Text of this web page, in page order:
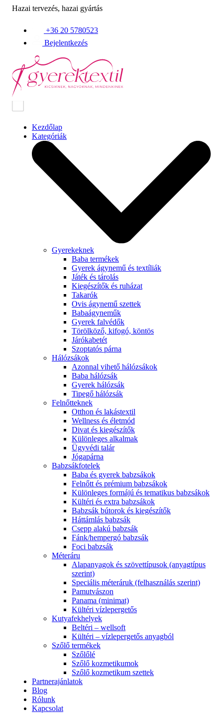
Hazai tervezés, hazai gyártás
+36 20 5780523
Bejelentkezés
Kezdőlap
Kategóriák
Gyerekeknek
Baba termékek
Gyerek ágynemű és textíliák
Játék és tárolás
Kiegészítők és ruházat
Takarók
Ovis ágynemű szettek
Babaágyneműk
Gyerek falvédők
Törölköző, kifogó, köntös
Járókabetét
Szoptatós párna
Hálózsákok
Azonnal vihető hálózsákok
Baba hálózsák
Gyerek hálózsák
Tipegő hálózsák
Felnőtteknek
Otthon és lakástextil
Wellness és életmód
Divat és kiegészítők
Különleges alkalmak
Ügyvédi talár
Jógapárna
Babzsákfotelek
Baba és gyerek babzsákok
Felnőtt és prémium babzsákok
Különleges formájú és tematikus babzsákok
Kültéri és extra babzsákok
Babzsák bútorok és kiegészítők
Háttámlás babzsák
Csepp alakú babzsák
Fánk/hempergó babzsák
Foci babzsák
Méteráru
Alapanyagok és szövettípusok (anyagtípus
szerint)
Speciális méteráruk (felhasználás szerint)
Pamutvászon
Panama (minimat)
Kültéri vízlepergetős
Kutyafekhelyek
Beltéri – wellsoft
Kültéri – vízlepergetős anyagból
Szőlő termékek
Szőlőlé
Szőlő kozmetikumok
Szőlő kozmetikum szettek
Partnerajánlatok
Blog
Rólunk
Kapcsolat